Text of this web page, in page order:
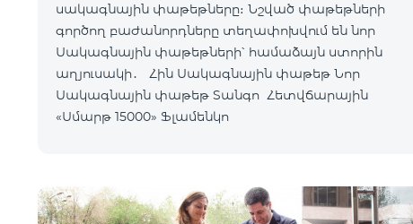
սակագնային փաթեթները։ Նշված փաթեթների
գործող բաժանորդները տեղափոխվում են նոր
Սակագնային փաթեթների՝ համաձայն ստորին
աղյուսակի․ Հին Սակագնային փաթեթ Նոր
Սակագնային փաթեթ Տանգո Հետվճարային
«Սմարթ 15000» Ֆլամենկո